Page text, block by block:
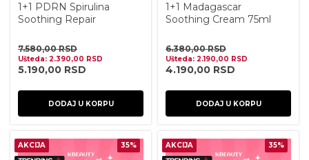
1+1 PDRN Spirulina
Soothing Repair
Spirulina Soothing
Sherbet Mask
7.580,00RSD
Ušteda: 2.390,00 RSD
5.190,00 RSD
DODAJ U KORPU
1+1 Madagascar
Soothing Cream 75ml
6.380,00RSD
Ušteda: 2.190,00 RSD
4.190,00 RSD
DODAJ U KORPU
AKCIJA 35% AKCIJA 35%